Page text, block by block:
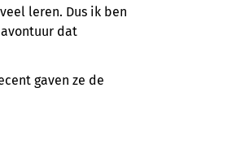
leren. Dus ik ben
avontuur dat
gaven ze de